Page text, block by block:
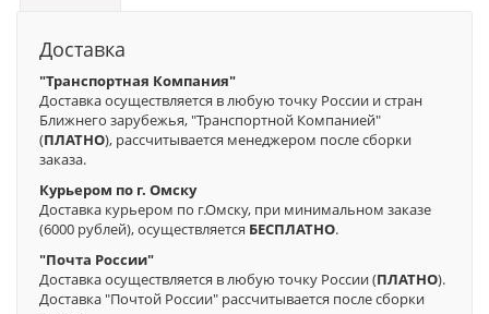
Доставка
"Транспортная Компания"
Доставка осуществляется в любую точку России и стран
Ближнего зарубежья, "Транспортной Компанией"
(ПЛАТНО), рассчитывается менеджером после сборки
заказа.
Курьером по г. Омску
Доставка курьером по г.Омску, при минимальном заказе
(6000 рублей), осуществляется БЕСПЛАТНО.
"Почта России"
Доставка осуществляется в любую точку России (ПЛАТНО).
Доставка "Почтой России" рассчитывается после сборки